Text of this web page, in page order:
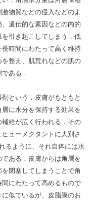
物質などの侵入などのよ
遺伝的な素因などの内的
引き起こしてしまう．低
時間にわたって高く維持
整え、肌荒れなどの肌の
ある．
という．皮膚がもともと
に水分を保持する効果を
給が広く行われる．その
ヒューメクタントに大別さ
るように、それ自体には水
ある．皮膚からは角層を
閉塞してしまうことで角
にわたって高めるもので
に似ているが、皮脂膜のお